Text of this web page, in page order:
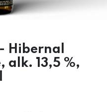
Hibernal
alk. 13,5 %,